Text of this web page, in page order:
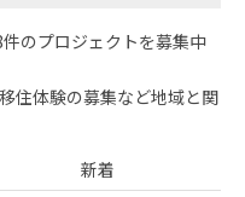
のプロジェクトを募集中
住体験の募集など地域と関
新着